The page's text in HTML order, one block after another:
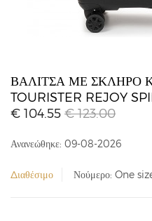
ΒΑΛΊΤΣΑ ΜΕ ΣΚΛΗΡΌ
TOURISTER REJOY
€ 104.55 € 123.00
Ανανεώθηκε: 09-08-2026
Διαθέσιμο Νούμερο: One